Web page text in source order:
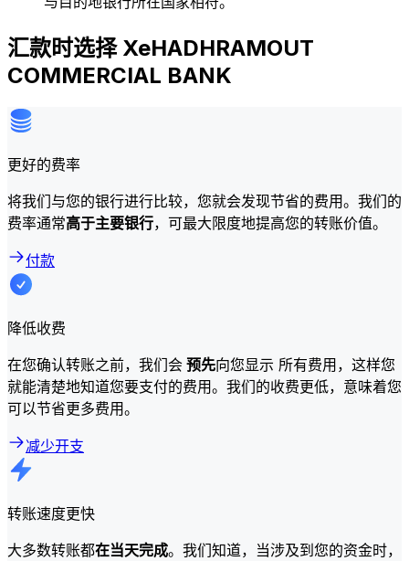
汇款时选择 XeHADHRAMOUT
COMMERCIAL BANK
更好的费率
将我们与您的银行进行比较，您就会发现节省的费用。我们的
费率通常高于主要银行，可最大限度地提高您的转账价值。
付款
降低收费
在您确认转账之前，我们会 预先向您显示 所有费用，这样您
就能清楚地知道您要支付的费用。我们的收费更低，意味着您
可以节省更多费用。
减少开支
转账速度更快
大多数转账都在当天完成。我们知道，当涉及到您的资金时，